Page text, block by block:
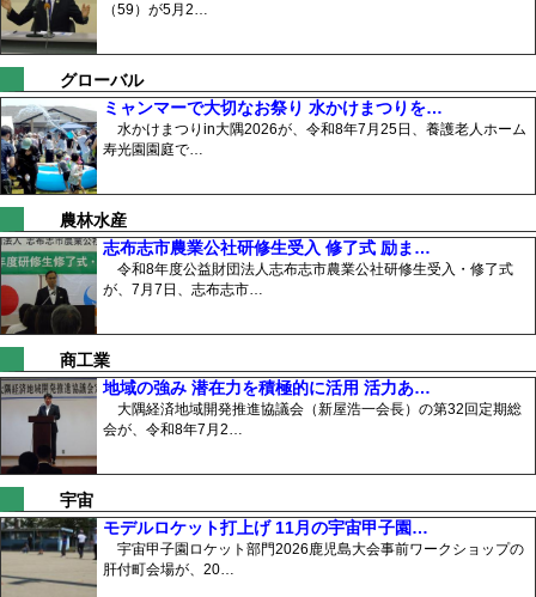
（59）が5月2…
グローバル
ミャンマーで大切なお祭り 水かけまつりを…
水かけまつりin大隅2026が、令和8年7月25日、養護老人ホーム
寿光園園庭で…
農林水産
志布志市農業公社研修生受入 修了式 励ま…
令和8年度公益財団法人志布志市農業公社研修生受入・修了式
が、7月7日、志布志市…
商工業
地域の強み 潜在力を積極的に活用 活力あ…
大隅経済地域開発推進協議会（新屋浩一会長）の第32回定期総
会が、令和8年7月2…
宇宙
モデルロケット打上げ 11月の宇宙甲子園…
宇宙甲子園ロケット部門2026鹿児島大会事前ワークショップの
肝付町会場が、20…